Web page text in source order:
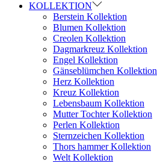
KOLLEKTION
Berstein Kollektion
Blumen Kollektion
Creolen Kollektion
Dagmarkreuz Kollektion
Engel Kollektion
Gänseblümchen Kollektion
Herz Kollektion
Kreuz Kollektion
Lebensbaum Kollektion
Mutter Tochter Kollektion
Perlen Kollektion
Sternzeichen Kollektion
Thors hammer Kollektion
Welt Kollektion